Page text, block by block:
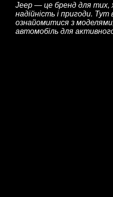
Jeep — це бренд для тих,
надійність і пригоди.
ознайомитися з
автомобіль для